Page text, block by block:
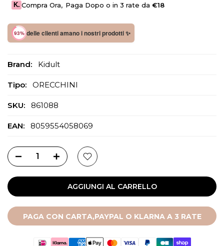
K. Compra Ora, Paga Dopo o in 3 rate da €18
93% delle clienti amano i nostri prodotti ✨
Brand: Kidult
Tipo: ORECCHINI
SKU: 861088
EAN: 8059554058069
AGGIUNGI AL CARRELLO
PAGA CON CARTA,PAYPAL O KLARNA A 3 RATE